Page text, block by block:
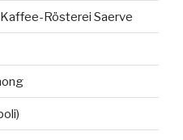
Kaffee-Rösterei Saerve